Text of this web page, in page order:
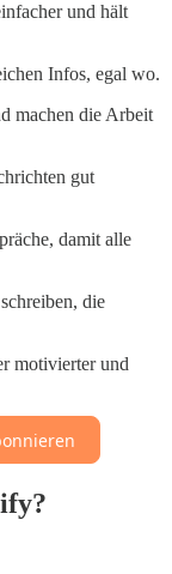
und hält
Infos, egal wo.
machen die Arbeit
gut
damit alle
die
motivierter und